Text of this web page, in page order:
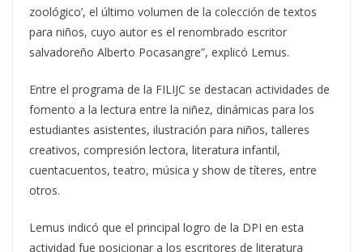
zoológico’, el último volumen de la colección de textos
para niños, cuyo autor es el renombrado escritor
salvadoreño Alberto Pocasangre”, explicó Lemus.
Entre el programa de la FILIJC se destacan actividades de
fomento a la lectura entre la niñez, dinámicas para los
estudiantes asistentes, ilustración para niños, talleres
creativos, compresión lectora, literatura infantil,
cuentacuentos, teatro, música y show de títeres, entre
otros.
Lemus indicó que el principal logro de la DPI en esta
actividad fue posicionar a los escritores de literatura